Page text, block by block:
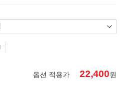
옵션 적용가 22,400원